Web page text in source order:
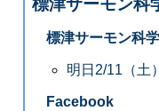
標津サーモン科
標津サーモン科
明日2/11（土
Facebook